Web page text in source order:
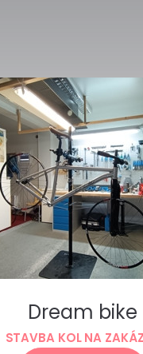
Dream bike
STAVBA KOL NA